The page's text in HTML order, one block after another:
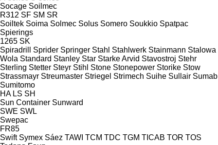
Socage Soilmec
R312 SF SM SR
Soiltek Soima Solmec Solus Somero Soukkio Spatpac
Spierings
1265 SK
Spiradrill
Sprider Springer Stahl Stahlwerk Stainmann Stalowa
Wola Standard Stanley Star Starke Arvid Stavostroj Stehr
Sterling Stetter Steyr Stihl Stone Stonepower Storike Stow
Strassmayr Streumaster Striegel Strimech Suihe Sullair Sumab
Sumitomo
HA LS SH
Sun Container Sunward
SWE SWL
Swepac
FR85
Swift Symex Sáez TAWI TCM TDC TGM TICAB TOR TOS